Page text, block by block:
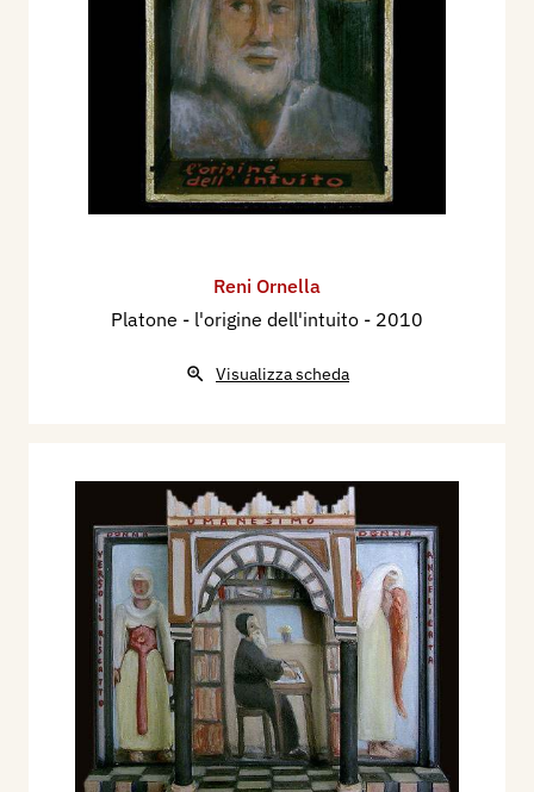
Reni Ornella
Platone - l'origine dell'intuito - 2010
Visualizza scheda